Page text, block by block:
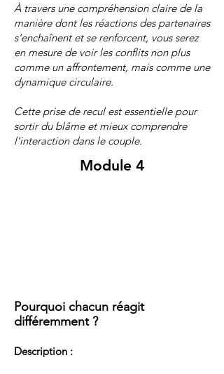
À travers une compréhension claire de la
manière dont les réactions des partenaires
s’enchaînent et se renforcent, vous serez
en mesure de voir les conflits non plus
comme un affrontement, mais comme une
dynamique circulaire.
Cette prise de recul est essentielle pour
sortir du blâme et mieux comprendre
l’interaction dans le couple.
Module 4
Pourquoi chacun réagit
différemment ?
Description :